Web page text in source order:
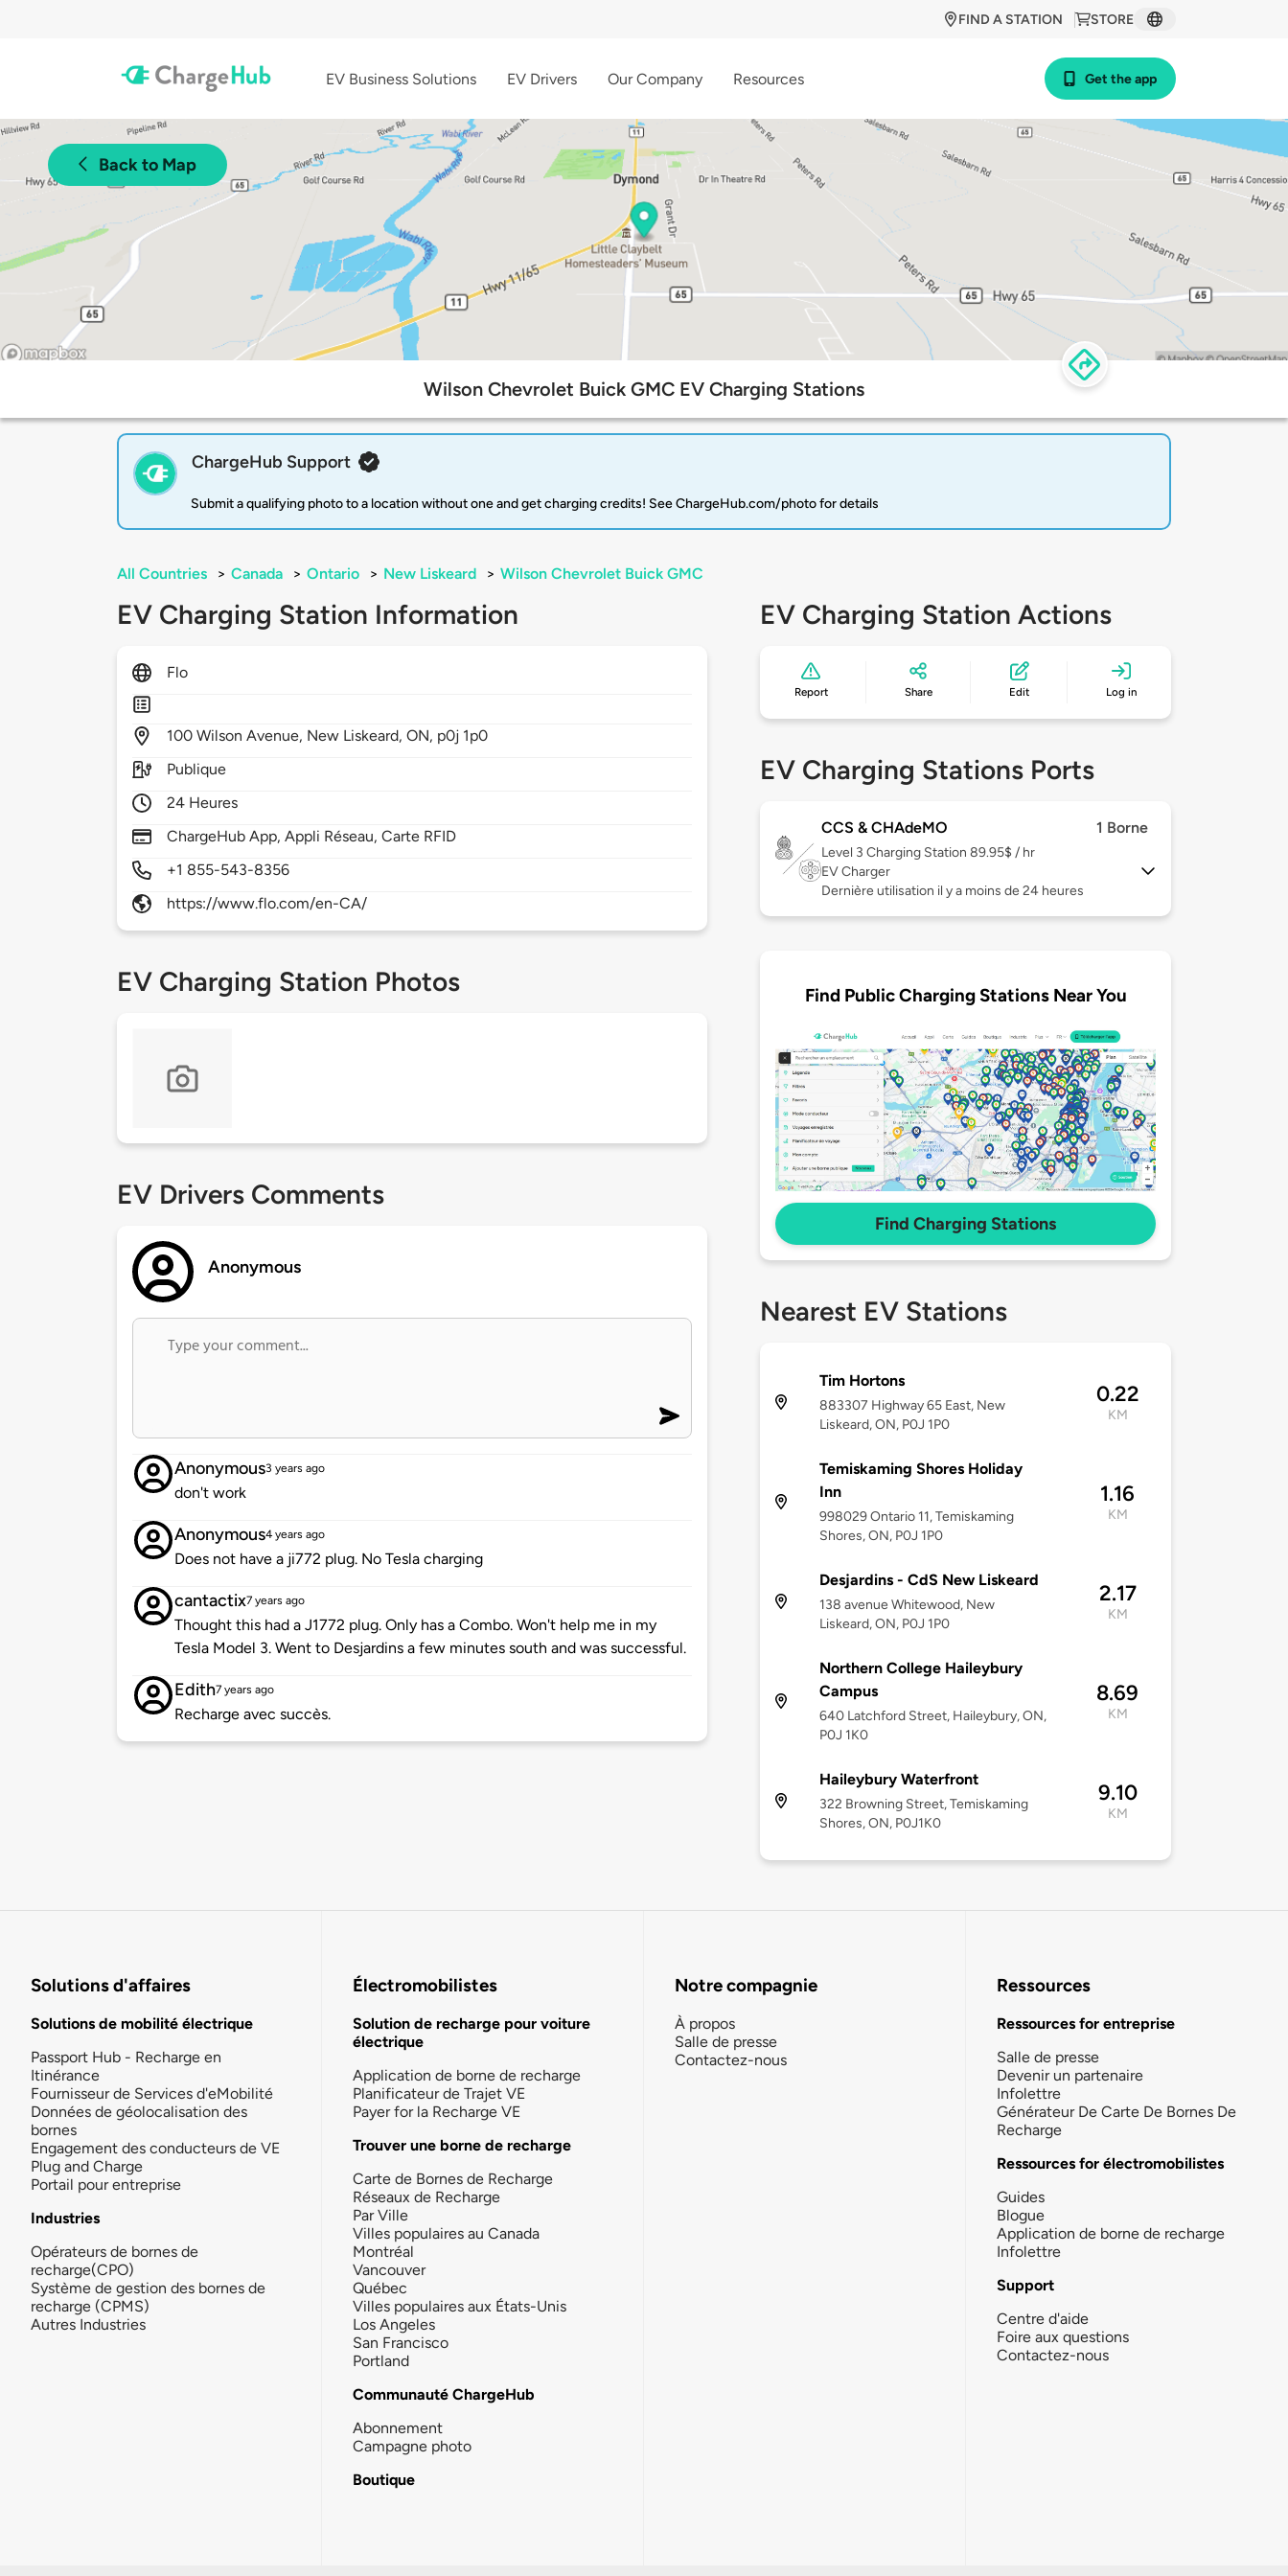
STORE
FIND A STATION
EV Business Solutions EV Drivers Our Company Resources Get the app
Back to Map
Wilson Chevrolet Buick GMC EV Charging Stations
ChargeHub Support
Submit a qualifying photo to a location without one and get charging credits! See ChargeHub.com/photo for details
All Countries > Canada > Ontario > New Liskeard > Wilson Chevrolet Buick GMC
EV Charging Station Information
Flo
100Wilson Avenue, New Liskeard,ON, p0j 1p0
Publique
24 Heures
ChargeHub App, Appli Réseau, Carte RFID
+1 855-543-8356
https://www.flo.com/en-CA/
EV Charging Station Photos
EV Drivers Comments
Anonymous
Anonymous3 years ago
don't work
Anonymous4 years ago
Does not have a ji772 plug. No Tesla charging
cantactix7 years ago
Thought this had a J1772 plug. Only has a Combo. Won't help me in my
Tesla Model 3. Went to Desjardins a few minutes south and was successful.
Edith7 years ago
Recharge avec succès.
EV Charging Station Actions
Report Share Edit Log in
EV Charging Stations Ports
CCS & CHAdeMO 1 Borne
Level 3 Charging Station 89.95$ / hr
EV Charger
Dernière utilisation il y a moins de 24 heures
Find Public Charging Stations Near You
Find Charging Stations
Nearest EV Stations
Tim Hortons
883307 Highway 65 East, New
Liskeard, ON, P0J 1P0
0.22
KM
Temiskaming Shores Holiday
Inn
998029 Ontario 11, Temiskaming
Shores, ON, P0J 1P0
1.16
KM
Desjardins - CdS New Liskeard
138 avenue Whitewood, New
Liskeard, ON, P0J 1P0
2.17
KM
Northern College Haileybury
Campus
640 Latchford Street, Haileybury, ON,
P0J 1K0
8.69
KM
Haileybury Waterfront
322 Browning Street, Temiskaming
Shores, ON, P0J1K0
9.10
KM
Solutions d'affaires
Solutions de mobilité électrique
Passport Hub - Recharge en
Itinérance
Fournisseur de Services d'eMobilité
Données de géolocalisation des
bornes
Engagement des conducteurs de VE
Plug and Charge
Portail pour entreprise
Industries
Opérateurs de bornes de
recharge(CPO)
Système de gestion des bornes de
recharge (CPMS)
Autres Industries
Électromobilistes
Solution de recharge pour voiture
électrique
Application de borne de recharge
Planificateur de Trajet VE
Payer for la Recharge VE
Trouver une borne de recharge
Carte de Bornes de Recharge
Réseaux de Recharge
Par Ville
Villes populaires au Canada
Montréal
Vancouver
Québec
Villes populaires aux États-Unis
Los Angeles
San Francisco
Portland
Communauté ChargeHub
Abonnement
Campagne photo
Boutique
Notre compagnie
À propos
Salle de presse
Contactez-nous
Ressources
Ressources for entreprise
Salle de presse
Devenir un partenaire
Infolettre
Générateur De Carte De Bornes De
Recharge
Ressources for électromobilistes
Guides
Blogue
Application de borne de recharge
Infolettre
Support
Centre d'aide
Foire aux questions
Contactez-nous